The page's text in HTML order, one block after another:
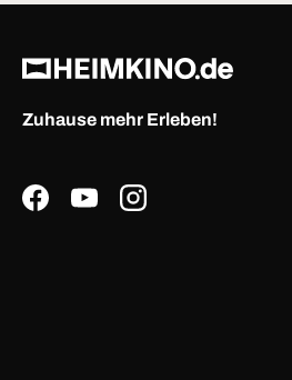
Zuhause mehr Erleben!
FacebookYouTubeInstagram